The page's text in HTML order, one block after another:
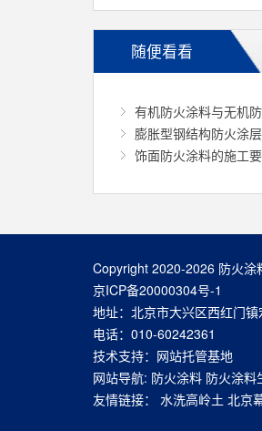
随便看看
有机防火涂料与无机
膨胀型钢结构防火涂
饰面防火涂料的施工
Copyright 2020-2026 防火涂
京ICP备20000304号-1
地址：北京市大兴区西红门
电话：010-60242361
技术支持： 网站托管基地
网站导航: 防火涂料 防火涂料
友情链接： 水洗高岭土 北京